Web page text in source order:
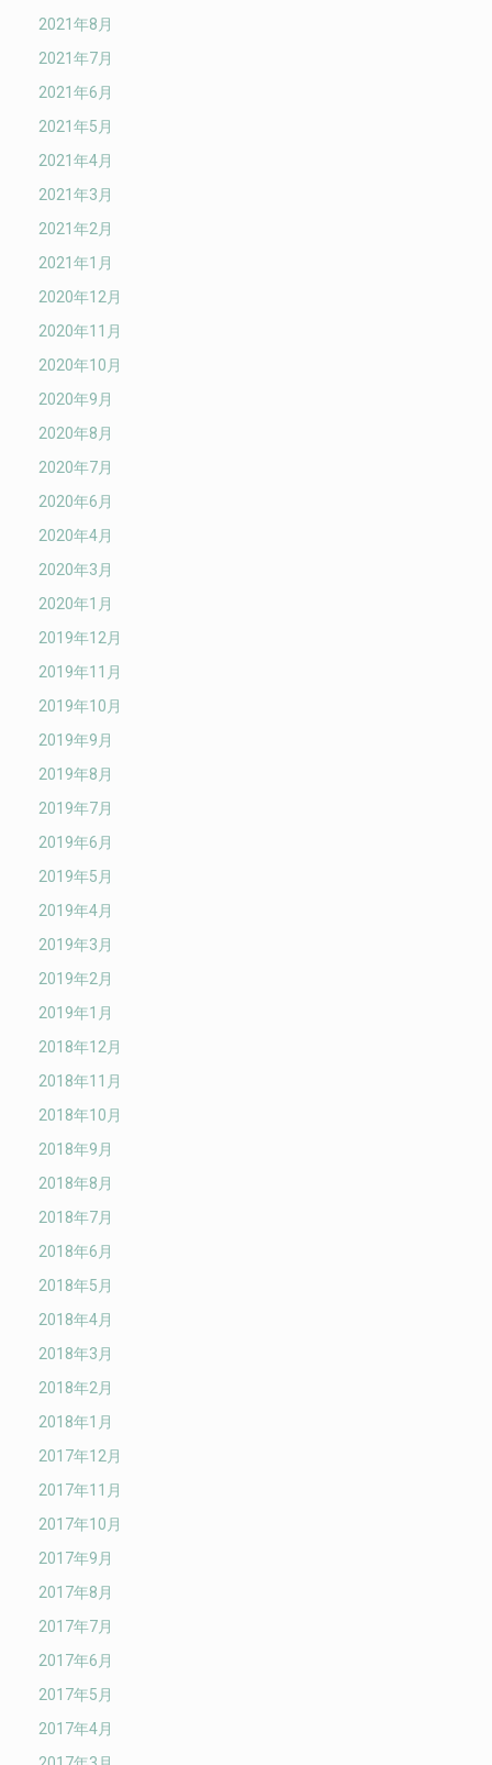
2021年8月
2021年7月
2021年6月
2021年5月
2021年4月
2021年3月
2021年2月
2021年1月
2020年12月
2020年11月
2020年10月
2020年9月
2020年8月
2020年7月
2020年6月
2020年4月
2020年3月
2020年1月
2019年12月
2019年11月
2019年10月
2019年9月
2019年8月
2019年7月
2019年6月
2019年5月
2019年4月
2019年3月
2019年2月
2019年1月
2018年12月
2018年11月
2018年10月
2018年9月
2018年8月
2018年7月
2018年6月
2018年5月
2018年4月
2018年3月
2018年2月
2018年1月
2017年12月
2017年11月
2017年10月
2017年9月
2017年8月
2017年7月
2017年6月
2017年5月
2017年4月